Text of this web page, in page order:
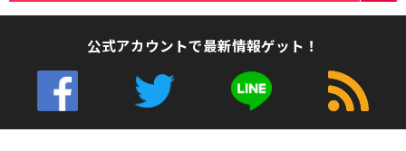
公式アカウントで最新情報ゲット！